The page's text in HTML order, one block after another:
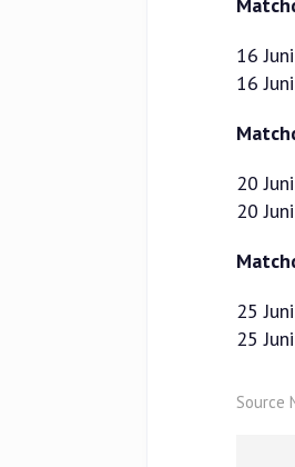
16
16
20
20
25
25
Source